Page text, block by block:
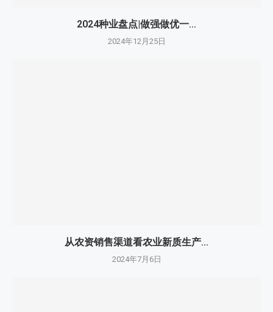
2024种业盘点|做强做优一...
2024年12月25日
从农资销售渠道看农业新质生产...
2024年7月6日